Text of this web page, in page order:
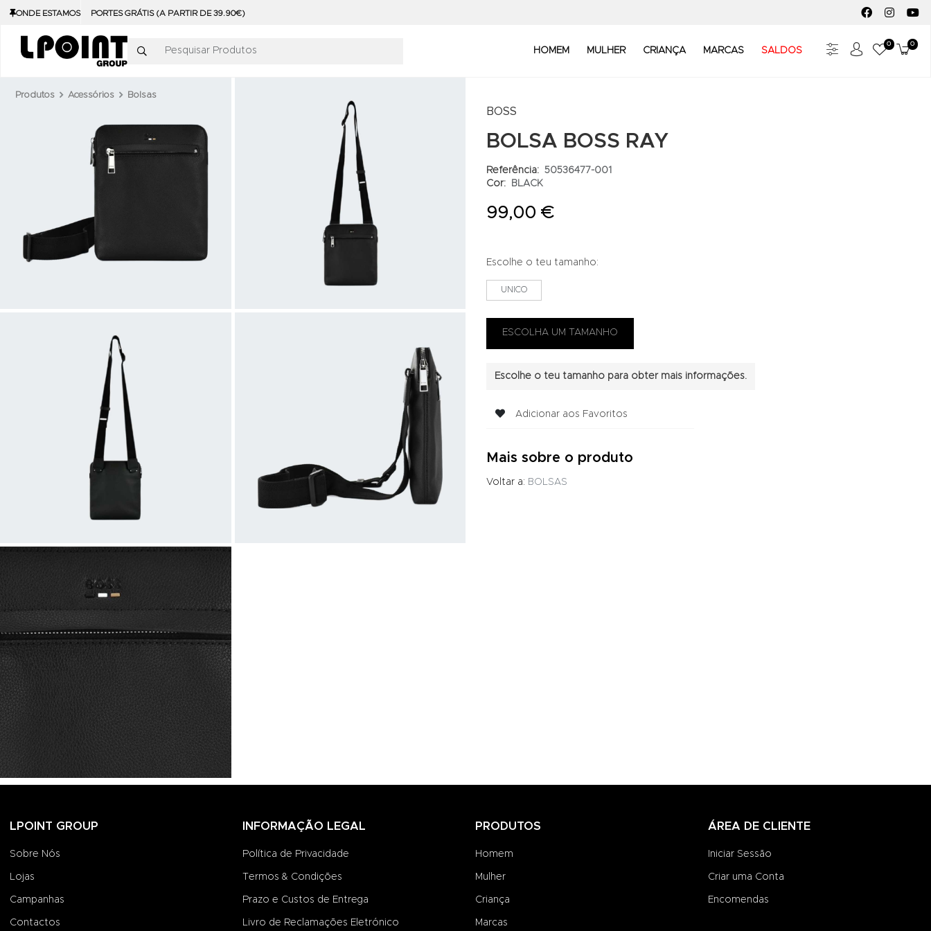
ONDE ESTAMOS PORTES GRÁTIS (A PARTIR DE 39.90€) FACEBOOK
Pesquisar Produtos
HOMEM MULHER CRIANÇA MARCAS SALDOS Meus
0 0
Produtos Acessórios Bolsas
BOSS
BOLSA BOSS RAY
Referência: 50536477-001
Cor:
BLACK
99,00 €
Escolhe o teu tamanho:
UNICO
Escolhe o teu tamanho para obter mais informações.
Adicionar aos Favoritos
Mais sobre o produto
Voltar a: BOLSAS
LPOINT GROUP
Sobre Nós
Lojas
Campanhas
Contactos
INFORMAÇÃO LEGAL
Política de Privacidade
Termos & Condições
Prazo e Custos de Entrega
Livro de Reclamações Eletrónico
PRODUTOS
Homem
Mulher
Criança
Marcas
ÁREA DE CLIENTE
Iniciar Sessão
Criar uma Conta
Encomendas